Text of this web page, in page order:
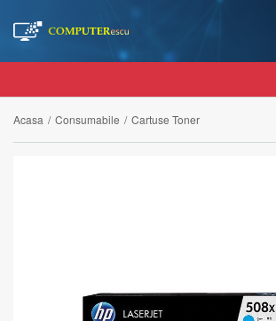
Acasa / Consumabile / Cartuse Toner